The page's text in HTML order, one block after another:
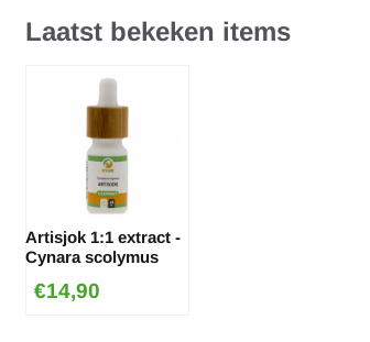
Laatst bekeken items
Artisjok 1:1 extract -
Cynara scolymus
€14,90